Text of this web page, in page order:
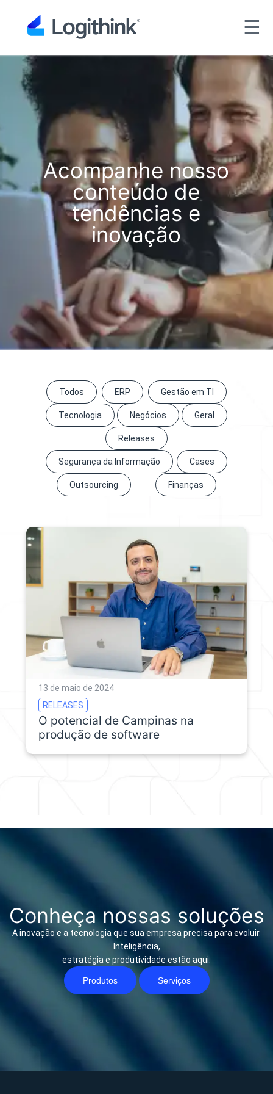
☰
Acompanhe nosso
conteúdo de
tendências e
inovação
Todos ERP Gestão em TI
Tecnologia Negócios Geral
Releases
Segurança da Informação Cases
Outsourcing Finanças
13 de maio de 2024
RELEASES
O potencial de Campinas na
produção de software
Conheça nossas soluções
A inovação e a tecnologia que sua empresa precisa para evoluir.
Inteligência,
estratégia e produtividade estão aqui.
Produtos Serviços